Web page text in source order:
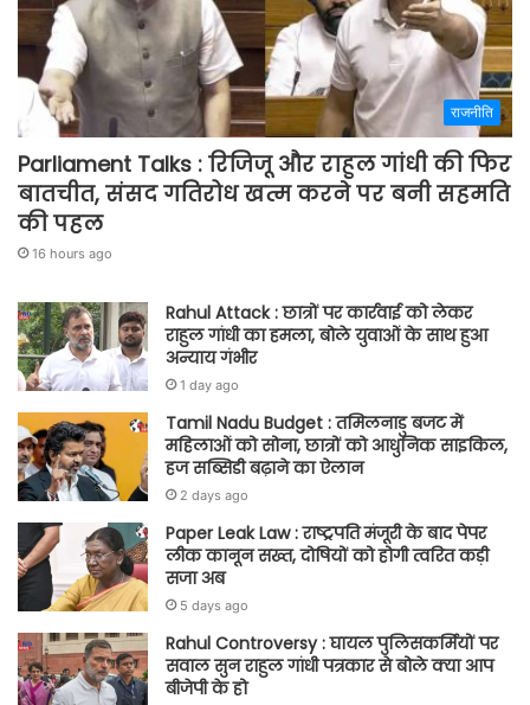
राजनीति
Parliament Talks : रिजिजू और राहुल गांधी की फिर
बातचीत, संसद गतिरोध खत्म करने पर बनी सहमति
की पहल
16 hours ago
Rahul Attack : छात्रों पर कार्रवाई को लेकर
राहुल गांधी का हमला, बोले युवाओं के साथ हुआ
अन्याय गंभीर
1 day ago
Tamil Nadu Budget : तमिलनाडु बजट में
महिलाओं को सोना, छात्रों को आधुनिक साइकिल,
हज सब्सिडी बढ़ाने का ऐलान
2 days ago
Paper Leak Law : राष्ट्रपति मंजूरी के बाद पेपर
लीक कानून सख्त, दोषियों को होगी त्वरित कड़ी
सजा अब
5 days ago
Rahul Controversy : घायल पुलिसकर्मियों पर
सवाल सुन राहुल गांधी पत्रकार से बोले क्या आप
बीजेपी के हो